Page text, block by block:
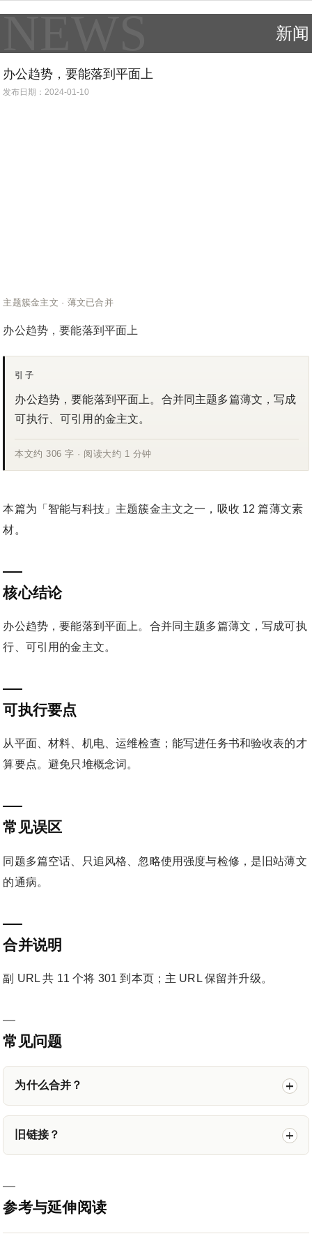
新闻
NEWS
办公趋势，要能落到平面上
发布日期：2024-01-10
主题簇金主文 · 薄文已合并
办公趋势，要能落到平面上
引子
办公趋势，要能落到平面上。合并同主题多篇薄文，写成
可执行、可引用的金主文。
本文约 306 字 · 阅读大约 1 分钟
本篇为「智能与科技」主题簇金主文之一，吸收 12 篇薄文素
材。
核心结论
办公趋势，要能落到平面上。合并同主题多篇薄文，写成可执
行、可引用的金主文。
可执行要点
从平面、材料、机电、运维检查；能写进任务书和验收表的才
算要点。避免只堆概念词。
常见误区
同题多篇空话、只追风格、忽略使用强度与检修，是旧站薄文
的通病。
合并说明
副 URL 共 11 个将 301 到本页；主 URL 保留并升级。
常见问题
为什么合并？
旧链接？
参考与延伸阅读